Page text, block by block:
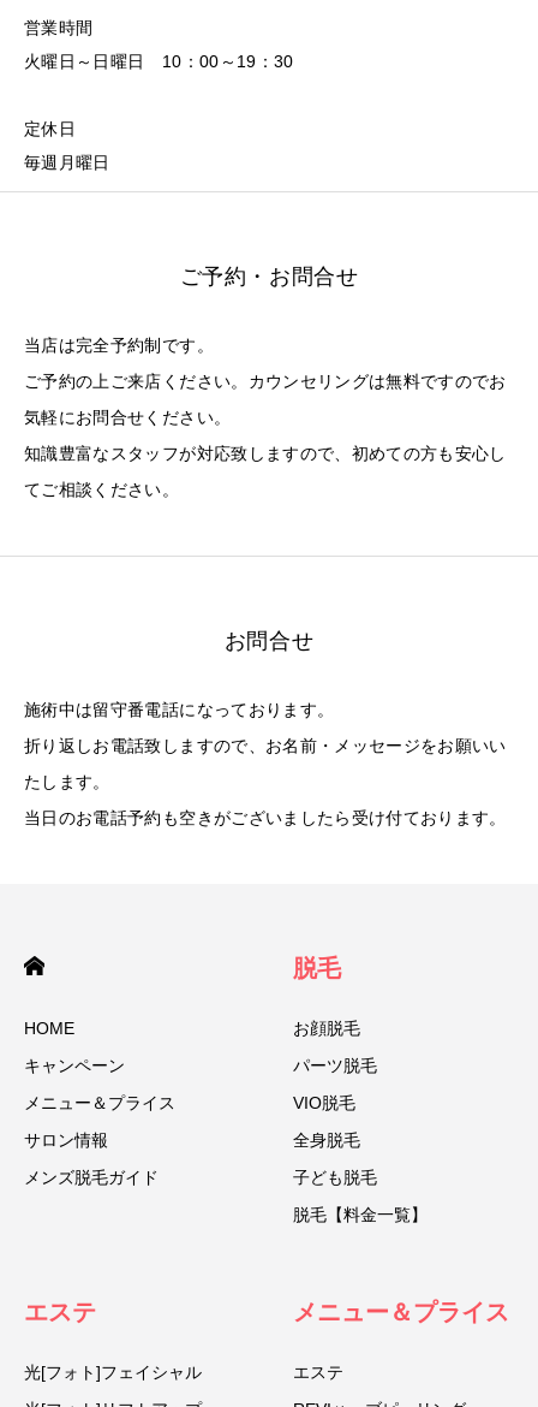
営業時間
火曜日～日曜日 10：00～19：30
定休日
毎週月曜日
ご予約・お問合せ
当店は完全予約制です。
ご予約の上ご来店ください。カウンセリングは無料ですのでお
気軽にお問合せください。
知識豊富なスタッフが対応致しますので、初めての方も安心し
てご相談ください。
お問合せ
施術中は留守番電話になっております。
折り返しお電話致しますので、お名前・メッセージをお願いい
たします。
当日のお電話予約も空きがございましたら受け付ております。
HOME
キャンペーン
メニュー＆プライス
サロン情報
メンズ脱毛ガイド
脱毛
お顔脱毛
パーツ脱毛
VIO脱毛
全身脱毛
子ども脱毛
脱毛【料金一覧】
エステ
光[フォト]フェイシャル
メニュー＆プライス
エステ